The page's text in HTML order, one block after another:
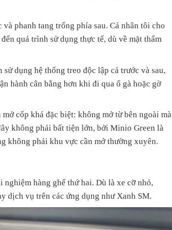
phanh tang trống phía sau. Cá nhân tôi cho
quá trình sử dụng thực tế, dù về mặt thẩm
dụng hệ thống treo độc lập cả trước và sau,
hành cân bằng hơn khi đi qua ổ gà hoặc gờ
cốp khá đặc biệt: không mở từ bên ngoài mà
không phải bất tiện lớn, bởi Minio Green là
không phải khu vực cần mở thường xuyên.
hàng ghế thứ hai. Dù là xe cỡ nhỏ,
dịch vụ trên các ứng dụng như Xanh SM.